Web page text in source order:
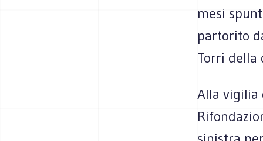
mesi
partorito
Torri della
Alla vigilia